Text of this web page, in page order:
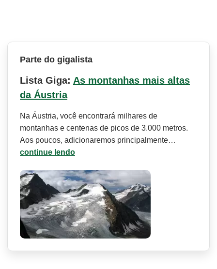
Parte do gigalista
Lista Giga: As montanhas mais altas
da Áustria
Na Áustria, você encontrará milhares de
montanhas e centenas de picos de 3.000 metros.
Aos poucos, adicionaremos principalmente…
continue lendo